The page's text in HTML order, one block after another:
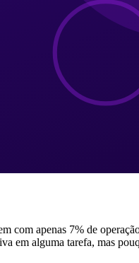
com apenas 7% de
em alguma tarefa, mas